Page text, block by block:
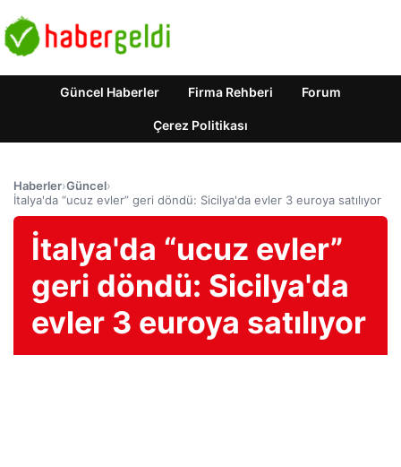
Güncel Haberler Firma Rehberi Forum
Çerez Politikası
Haberler›Güncel›
İtalya'da “ucuz evler” geri döndü: Sicilya'da evler 3 euroya satılıyor
İtalya'da “ucuz evler”
geri döndü: Sicilya'da
evler 3 euroya satılıyor